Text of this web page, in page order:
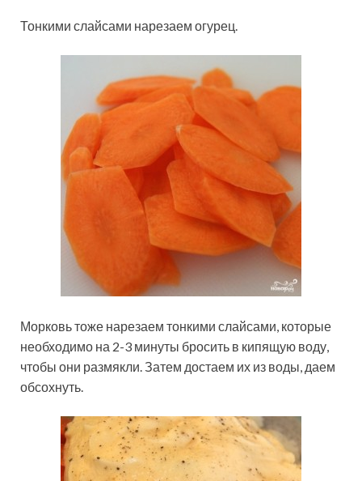
Тонкими слайсами нарезаем огурец.
Морковь тоже нарезаем тонкими слайсами, которые
необходимо на 2-3 минуты бросить в кипящую воду,
чтобы они размякли. Затем достаем их из воды, даем
обсохнуть.